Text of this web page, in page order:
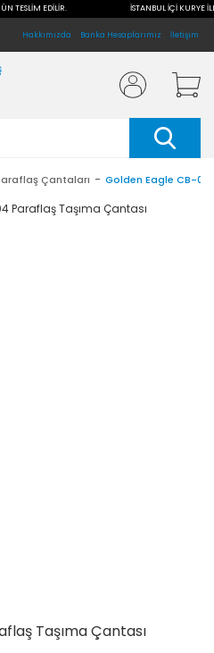
TESLİM EDİLİR. İSTANBUL İÇİ KURYE
Hakkımızda Banka Hesaplarımız İletişim
Çantaları Golden Eagle CB-04
Taşıma Çantası